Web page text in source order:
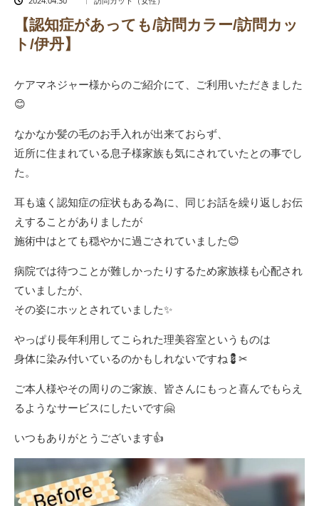
【認知症があっても/訪問カラー/訪問カッ
ト/伊丹】
ケアマネジャー様からのご紹介にて、ご利用いただきました
😊
なかなか髪の毛のお手入れが出来ておらず、
近所に住まれている息子様家族も気にされていたとの事でし
た。
耳も遠く認知症の症状もある為に、同じお話を繰り返しお伝
えすることがありましたが
施術中はとても穏やかに過ごされていました😊
病院では待つことが難しかったりするため家族様も心配され
ていましたが、
その姿にホッとされていました✨
やっぱり長年利用してこられた理美容室というものは
身体に染み付いているのかもしれないですね💈✂
ご本人様やその周りのご家族、皆さんにもっと喜んでもらえ
るようなサービスにしたいです🤗
いつもありがとうございます👍